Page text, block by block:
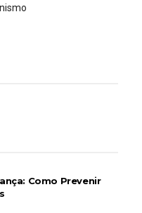
Como Prevenir